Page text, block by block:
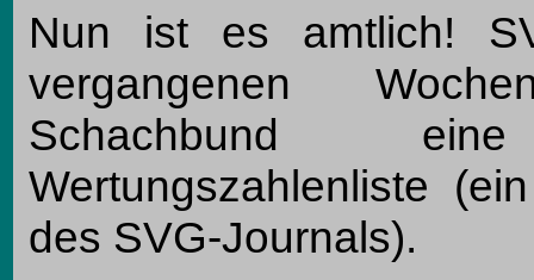
Nun ist es amtlich!
vergangenen
Schachbund
Wertungszahlenliste
des SVG-Journals).